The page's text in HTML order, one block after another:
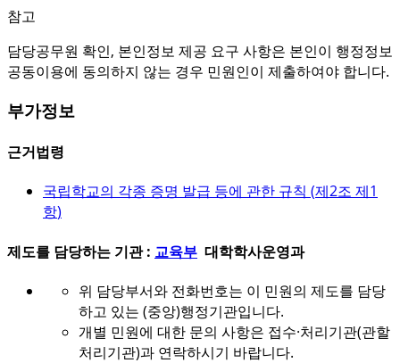
참고
담당공무원 확인, 본인정보 제공 요구 사항은 본인이 행정정보
공동이용에 동의하지 않는 경우 민원인이 제출하여야 합니다.
부가정보
근거법령
국립학교의 각종 증명 발급 등에 관한 규칙 (제2조 제1
항)
제도를 담당하는 기관 : 교육부 대학학사운영과
위 담당부서와 전화번호는 이 민원의 제도를 담당
하고 있는 (중앙)행정기관입니다.
개별 민원에 대한 문의 사항은 접수·처리기관(관할
처리기관)과 연락하시기 바랍니다.